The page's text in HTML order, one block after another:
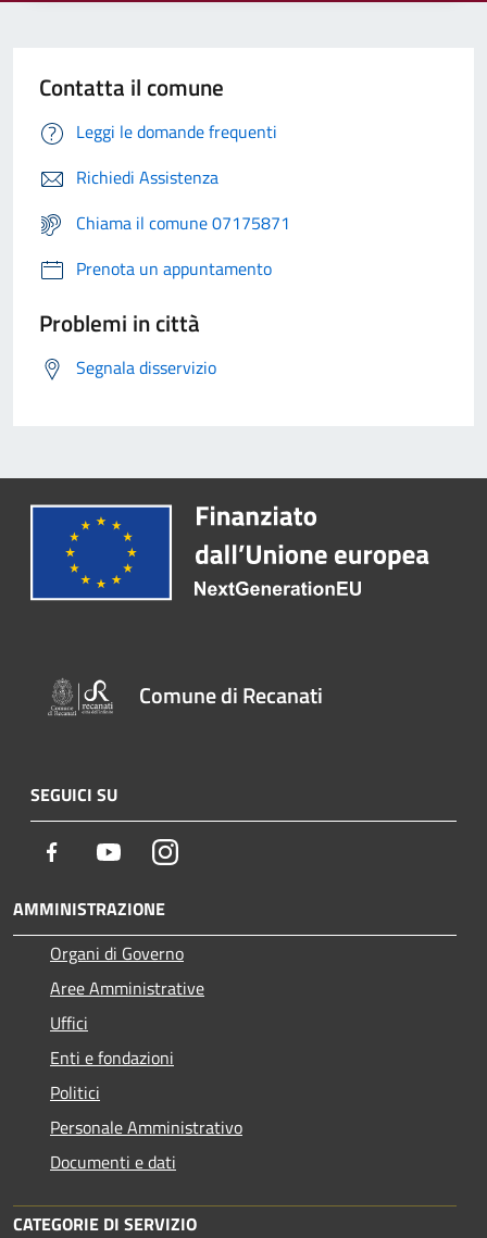
Contatta il comune
Leggi le domande frequenti
Richiedi Assistenza
Chiama il comune 07175871
Prenota un appuntamento
Problemi in città
Segnala disservizio
Comune di Recanati
SEGUICI SU
Facebook YoutubeInstagram
AMMINISTRAZIONE
Organi di Governo
Aree Amministrative
Uffici
Enti e fondazioni
Politici
Personale Amministrativo
Documenti e dati
CATEGORIE DI SERVIZIO